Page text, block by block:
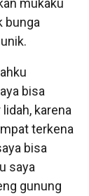
bunga
bisa
karena
terkena
bisa
saya
gunung